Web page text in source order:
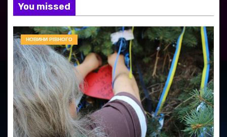
You missed
НОВИНИ РІВНОГО